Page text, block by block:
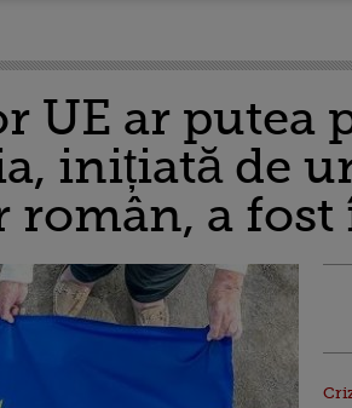
UE ar putea
inițiată de
a fost